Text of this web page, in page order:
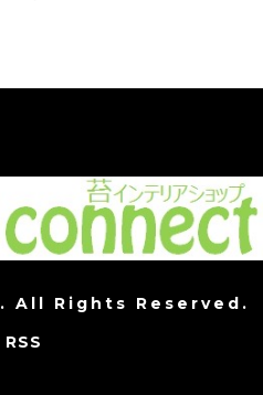
. All Rights Reserved.
RSS